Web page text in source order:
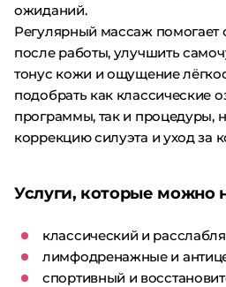
ожиданий.
Регулярный массаж помогает
после работы, улучшить
тонус кожи и ощущение
подобрать как классические
программы, так и процедуры,
коррекцию силуэта и уход за
Услуги, которые можно
классический и
лимфодренажные и
спортивный и